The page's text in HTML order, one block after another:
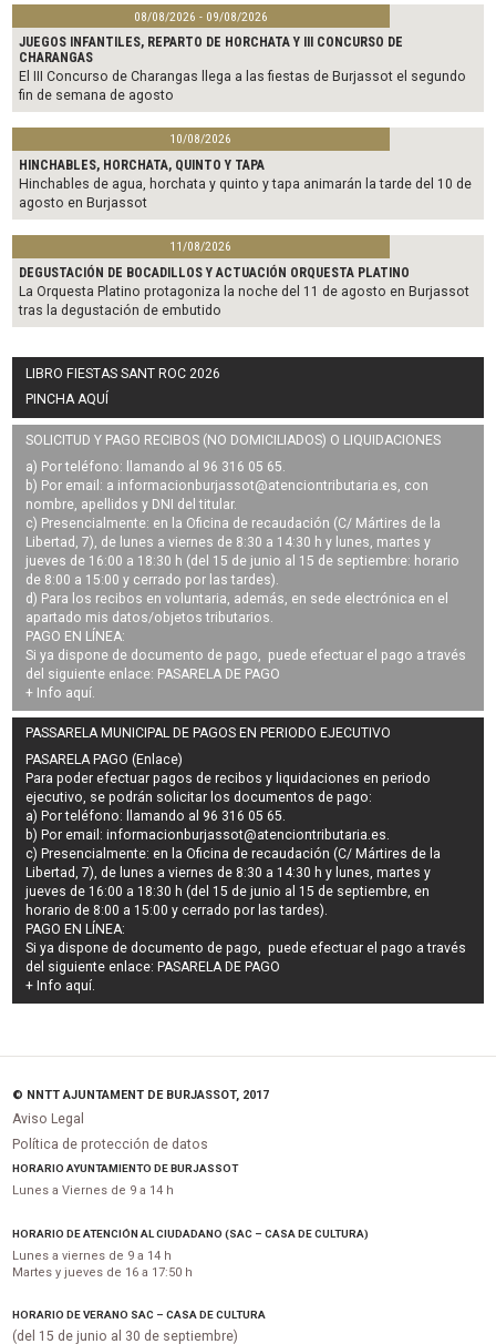
08/08/2026 - 09/08/2026
JUEGOS INFANTILES, REPARTO DE HORCHATA Y III CONCURSO DE
CHARANGAS
El III Concurso de Charangas llega a las fiestas de Burjassot el segundo
fin de semana de agosto
10/08/2026
HINCHABLES, HORCHATA, QUINTO Y TAPA
Hinchables de agua, horchata y quinto y tapa animarán la tarde del 10 de
agosto en Burjassot
11/08/2026
DEGUSTACIÓN DE BOCADILLOS Y ACTUACIÓN ORQUESTA PLATINO
La Orquesta Platino protagoniza la noche del 11 de agosto en Burjassot
tras la degustación de embutido
LIBRO FIESTAS SANT ROC 2026
PINCHA AQUÍ
SOLICITUD Y PAGO RECIBOS (NO DOMICILIADOS) O LIQUIDACIONES
a) Por teléfono: llamando al 96 316 05 65.
b) Por email: a informacionburjassot@atenciontributaria.es , con
nombre, apellidos y DNI del titular.
c) Presencialmente: en la Oficina de recaudación (C/ Mártires de la
Libertad, 7), de lunes a viernes de 8:30 a 14:30 h y lunes, martes y
jueves de 16:00 a 18:30 h (del 15 de junio al 15 de septiembre: horario
de 8:00 a 15:00 y cerrado por las tardes).
d) Para los recibos en voluntaria, además, en sede electrónica en el
apartado mis datos/objetos tributarios.
PAGO EN LÍNEA:
Si ya dispone de documento de pago, puede efectuar el pago a través
del siguiente enlace: PASARELA DE PAGO
+ Info aquí
PASSARELA MUNICIPAL DE PAGOS EN PERIODO EJECUTIVO
PASARELA PAGO (Enlace)
Para poder efectuar pagos derecibos y liquidaciones en periodo
ejecutivo, se podrán solicitar los documentos de pago:
a) Por teléfono: llamando al 96 316 05 65.
b) Por email:informacionburjassot@atenciontributaria.es.
c) Presencialmente: en la Oficina de recaudación (C/ Mártires de la
Libertad, 7), de lunes a viernes de 8:30 a 14:30 h y lunes, martes y
jueves de 16:00 a 18:30 h (del 15 de junio al 15 de septiembre, en
horario de 8:00 a 15:00 y cerrado por las tardes).
PAGO EN LÍNEA:
Si ya dispone de documento de pago, puede efectuar el pago a través
del siguiente enlace: PASARELA DE PAGO
+ Info aquí.
© NNTT AJUNTAMENT DE BURJASSOT, 2017
Aviso Legal
Política de protección de datos
HORARIO AYUNTAMIENTO DE BURJASSOT
Lunes a Viernes de 9 a 14 h
HORARIO DE ATENCIÓN AL CIUDADANO (SAC – CASA DE CULTURA)
Lunes a viernes de 9 a 14 h
Martes y jueves de 16 a 17:50 h
HORARIO DE VERANO SAC – CASA DE CULTURA
(del 15 de junio al 30 de septiembre)